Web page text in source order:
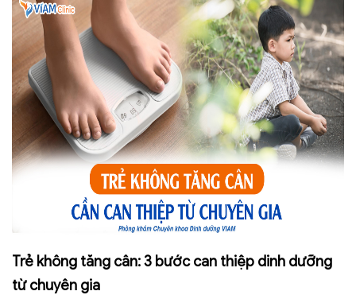
Trẻ không tăng cân: 3 bước can thiệp dinh dưỡng
từ chuyên gia